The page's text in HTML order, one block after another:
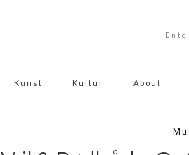
Kunst Kultur About